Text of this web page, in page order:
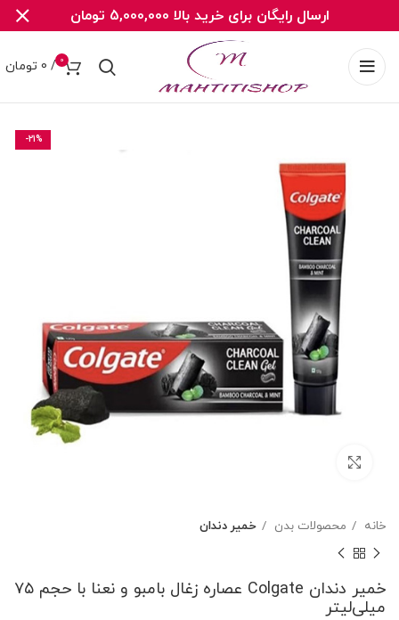
0
/
0 تومان
-21%
خانه محصولات بدن خمیر دندان
خمیر دندان Colgate عصاره زغال بامبو و نعنا با حجم ۷۵
میلی‌لیتر
ارسال رایگان برای خرید بالا 5,000,000 تومان